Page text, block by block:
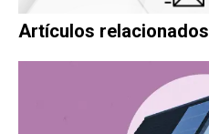
Artículos relacionados